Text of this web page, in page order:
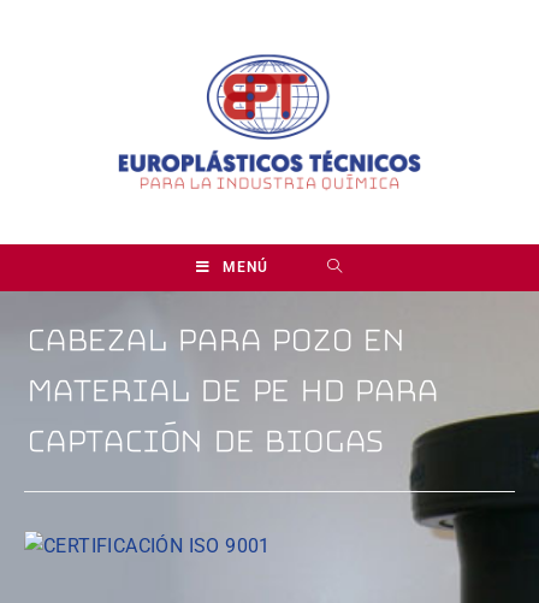
MENÚ
CABEZAL PARA POZO EN
MATERIAL DE PE HD PARA
CAPTACIÓN DE BIOGAS